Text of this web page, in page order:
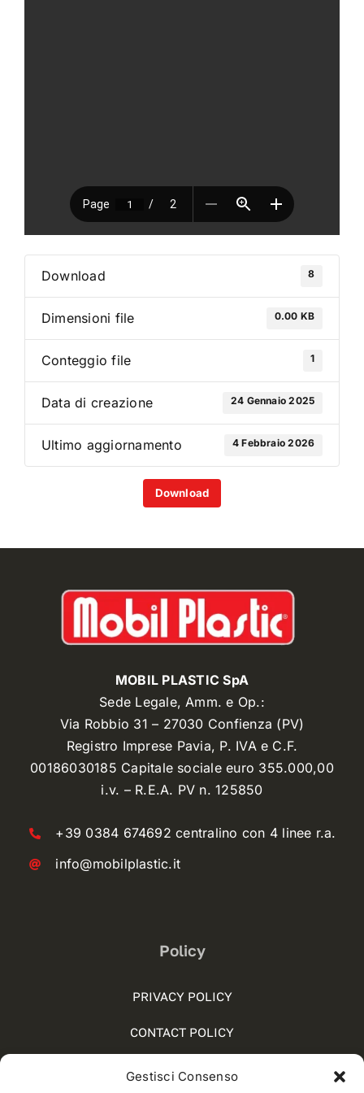
Gestisci Consenso
Download 8
Dimensioni file 0.00 KB
Conteggio file 1
Data di creazione 24 Gennaio 2025
Ultimo aggiornamento 4 Febbraio 2026
Download
MOBIL PLASTIC SpA
Sede Legale, Amm. e Op.:
Via Robbio 31 – 27030 Confienza (PV)
Registro Imprese Pavia, P. IVA e C.F.
00186030185 Capitale sociale euro 355.000,00
i.v. – R.E.A. PV n. 125850
+39 0384 674692 centralino con 4 linee r.a.
info@mobilplastic.it
Policy
PRIVACY POLICY
CONTACT POLICY
COOKIE POLICY (UE)